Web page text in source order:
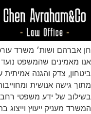
חן אברהם ושות׳ משרד
אנו מאמינים שהמשפט
ביטחון, צדק והגנה אמיתית
מתוך גישה אנושית
בשילוב של ידע משפטי רחב,
המשרד מעניק ייעוץ וייצוג